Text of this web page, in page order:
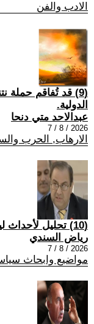
الادب والفن
(9) قد تُفاقم حملة
الدولية.
عبدالاحد متي دنحا
2026 / 8 / 7
الارهاب, الحرب
(10) تحليل لأحداث ليلة أمس في العراق
رياض السندي
2026 / 8 / 7
مواضيع وابحاث